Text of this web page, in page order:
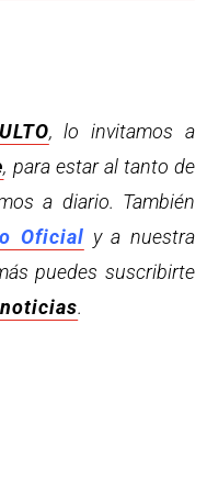
, lo invitamos a
, para estar al tanto de
a diario. También
Oficial y a nuestra
puedes suscribirte
.